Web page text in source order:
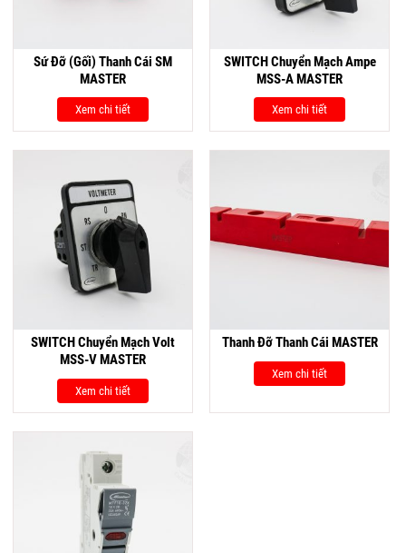
Sứ Đỡ (Gối) Thanh Cái SM
MASTER
Xem chi tiết
SWITCH Chuyển Mạch Ampe
MSS-A MASTER
Xem chi tiết
SWITCH Chuyển Mạch Volt
MSS-V MASTER
Xem chi tiết
Thanh Đỡ Thanh Cái MASTER
Xem chi tiết